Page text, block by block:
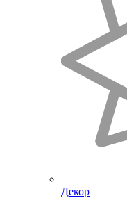
Декор